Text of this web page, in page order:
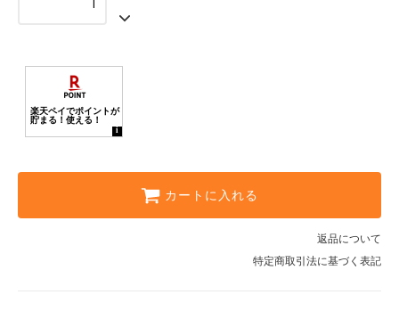
カートに入れる
返品について
特定商取引法に基づく表記